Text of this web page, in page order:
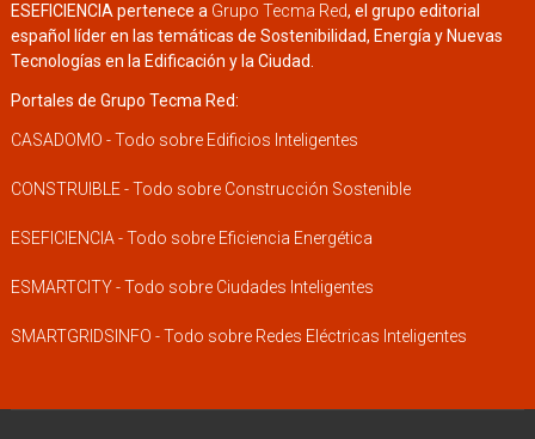
ESEFICIENCIA pertenece a Grupo Tecma Red, el grupo editorial
español líder en las temáticas de Sostenibilidad, Energía y Nuevas
Tecnologías en la Edificación y la Ciudad.
Portales de Grupo Tecma Red:
CASADOMO - Todo sobre Edificios Inteligentes
CONSTRUIBLE - Todo sobre Construcción Sostenible
ESEFICIENCIA - Todo sobre Eficiencia Energética
ESMARTCITY - Todo sobre Ciudades Inteligentes
SMARTGRIDSINFO - Todo sobre Redes Eléctricas Inteligentes